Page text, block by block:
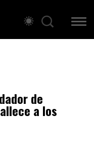
de
a los